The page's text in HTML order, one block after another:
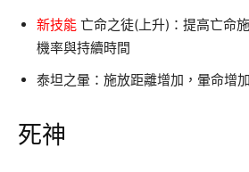
新技能 亡命之徒(上升)：提高亡命
機率與持續時間
泰坦之暈：施放距離增加，暈命增加
死神